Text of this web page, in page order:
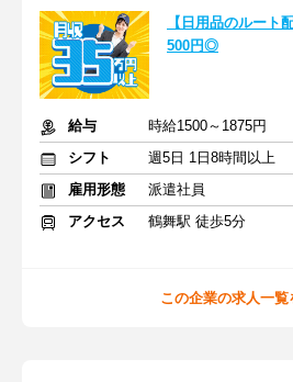
【日用品のルート
500円◎
給与
時給1500～1875円
シフト
週5日 1日8時間以上
雇用形態
派遣社員
アクセス
鶴舞駅 徒歩5分
この企業の求人一覧